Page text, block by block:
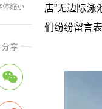
店”无边际泳
们纷纷留言